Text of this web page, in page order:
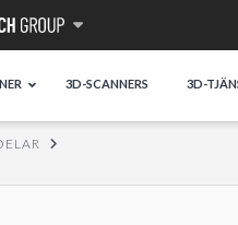
3D-SCANNERS 3D-